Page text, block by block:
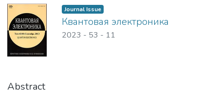
Journal Issue
Квантовая электроника
2023 - 53 - 11
Abstract